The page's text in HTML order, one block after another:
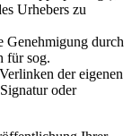
Urhebers zu
Genehmigung durch
für sog.
der eigenen
oder